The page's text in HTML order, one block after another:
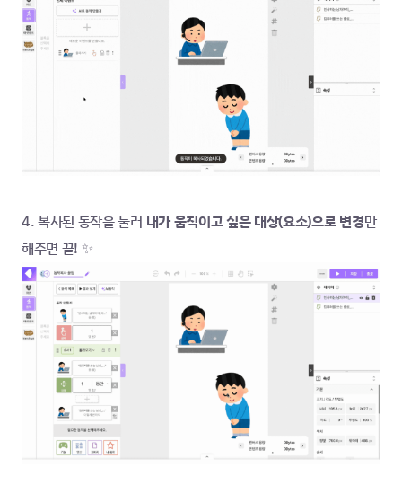
4. 복사된 동작을 눌러 내가 움직이고 싶은 대상(요소)으로 변경만
해주면 끝! ✨